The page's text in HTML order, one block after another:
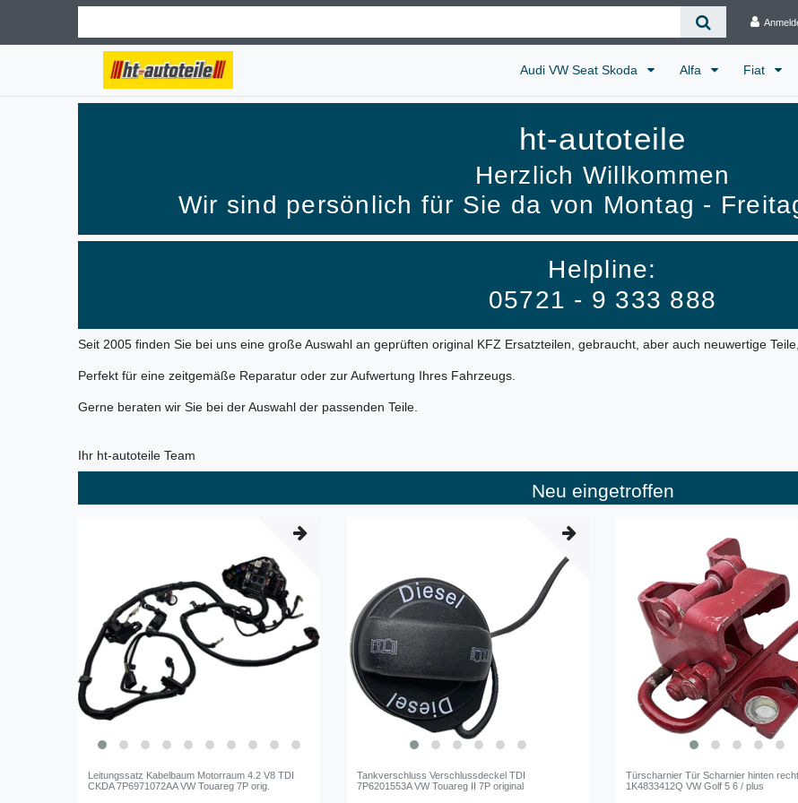
Audi VW Seat Skoda Alfa Fiat
ht-autoteile
Herzlich Willkommen
Wir sind persönlich für Sie da von Montag -
Helpline:
05721 - 9 333 888
Seit 2005 finden Sie bei uns eine große Auswahl an geprüften original KFZ Ersatzteilen, gebraucht, aber auch neuwertige
Perfekt für eine zeitgemäße Reparatur oder zur Aufwertung Ihres Fahrzeugs.
Gerne beraten wir Sie bei der Auswahl der passenden Teile.
Ihr ht-autoteile Team
Neu eingetroffen
Leitungssatz Kabelbaum Motorraum 4.2 V8 TDI
CKDA 7P6971072AA VW Touareg 7P orig.
Tankverschluss Verschlussdeckel TDI
7P6201553A VW Touareg II 7P original
Türscharnier Tür Scharnier hinten
1K4833412Q VW Golf 5 6 / plus